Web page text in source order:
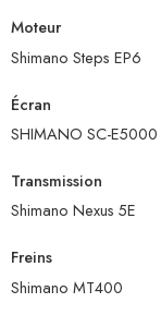
Moteur
Shimano Steps EP6
Écran
SHIMANO SC-E5000
Transmission
Shimano Nexus 5E
Freins
Shimano MT400